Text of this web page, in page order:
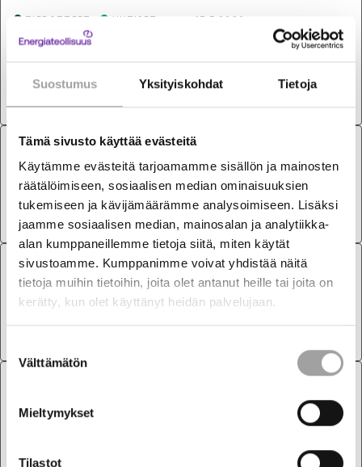
Suostumus Yksityiskohdat Tietoja
Tämä sivusto käyttää evästeitä
Käytämme evästeitä tarjoamamme sisällön ja mainosten
räätälöimiseen, sosiaalisen median ominaisuuksien
tukemiseen ja kävijämäärämme analysoimiseen. Lisäksi
jaamme sosiaalisen median, mainosalan ja analytiikka-
alan kumppaneillemme tietoja siitä, miten käytät
sivustoamme. Kumppanimme voivat yhdistää näitä
tietoja muihin tietoihin, joita olet antanut heille tai joita on
kerätty, kun olet käyttänyt heidän palvelujaan.
valinta
Välttämätön
Mieltymykset
Tilastot
TIEDOTTEET UUTISET 17.7.2026
Komissio haluaa sähköistää Euroopan
päästökauppa on tähän paras ohjauskeino
Lausunto ulkomaisten sijoitusten
seurannasta ja lupamenettelyistä
LAUSUNNOT 1.7.2026
Finnish Energy response on Nature
Directives – Targeted survey Stress test